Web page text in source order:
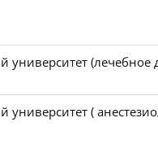
университет (лечебное
(